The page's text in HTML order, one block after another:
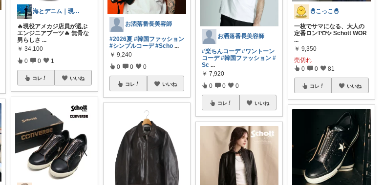
海とデニム｜現役アメカジ店員
🔥現役アメカジ店員が選ぶ
エンジニアブーツ🔥 無骨な
男らしさ ...
￥ 34,100
0 0 1
コレ いいね
お洒落番長美容師
#2026夏 #韓国ファッション
#シンプルコーデ #Scho ...
￥ 9,240
0 0 0
コレ いいね
お洒落番長美容師
#楽ちんコーデ #ワントーン
コーデ #韓国ファッション #
Sc ...
￥ 7,920
0 0 0
コレ いいね
🐣こっこ🐣
一枚でサマになる、大人の
定番ロンT👕✨ Schott WOR
...
￥ 9,350
売切れ
0 0 81
コレ いいね